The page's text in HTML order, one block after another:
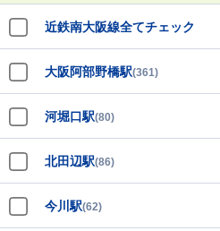
近鉄南大阪線全てチェック
大阪阿部野橋駅(361)
河堀口駅(80)
北田辺駅(86)
今川駅(62)